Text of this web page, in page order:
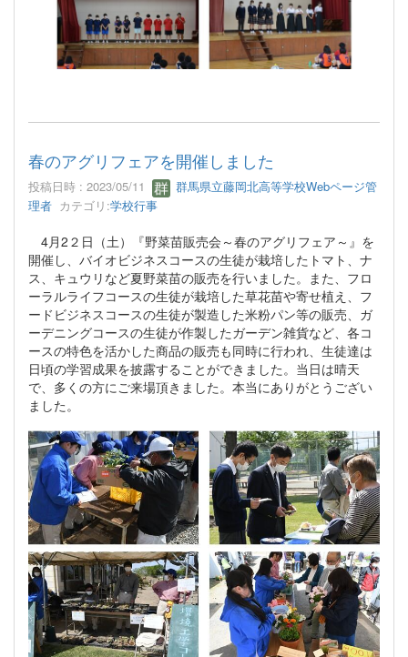
春のアグリフェアを開催しました
投稿日時 : 2023/05/11
群馬県立藤岡北高等学校Webページ管
理者 カテゴリ:学校行事
4月2２日（土）『野菜苗販売会～春のアグリフェア～』を
開催し、バイオビジネスコースの生徒が栽培したトマト、ナ
ス、キュウリなど夏野菜苗の販売を行いました。また、フロ
ーラルライフコースの生徒が栽培した草花苗や寄せ植え、フ
ードビジネスコースの生徒が製造した米粉パン等の販売、ガ
ーデニングコースの生徒が作製したガーデン雑貨など、各コ
ースの特色を活かした商品の販売も同時に行われ、生徒達は
日頃の学習成果を披露することができました。当日は晴天
で、多くの方にご来場頂きました。本当にありがとうござい
ました。